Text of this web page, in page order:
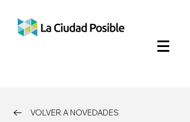
VOLVER A NOVEDADES